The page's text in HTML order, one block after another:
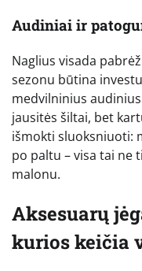
Audiniai ir
Naglius visada
sezonu būtina
medvilninius
jausitės šiltai, bet
išmokti sluoksniuoti:
po paltu – visa tai ne
malonu.
Aksesuarų
kurios keičia